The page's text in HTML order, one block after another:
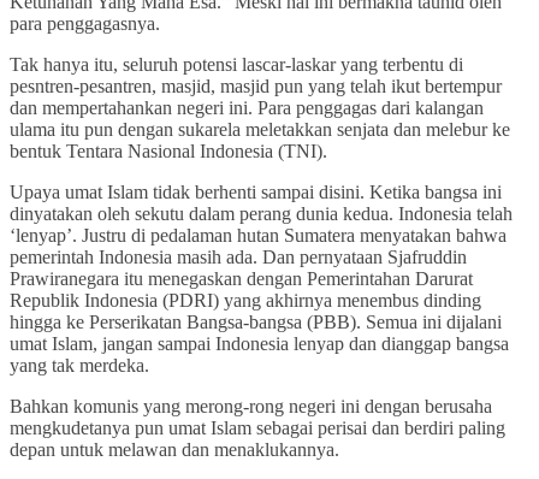
para penggagasnya.
Tak hanya itu, seluruh potensi lascar-laskar yang terbentu di
pesntren-pesantren, masjid, masjid pun yang telah ikut bertempur
dan mempertahankan negeri ini. Para penggagas dari kalangan
ulama itu pun dengan sukarela meletakkan senjata dan melebur ke
bentuk Tentara Nasional Indonesia (TNI).
Upaya umat Islam tidak berhenti sampai disini. Ketika bangsa ini
dinyatakan oleh sekutu dalam perang dunia kedua. Indonesia telah
‘lenyap’. Justru di pedalaman hutan Sumatera menyatakan bahwa
pemerintah Indonesia masih ada. Dan pernyataan Sjafruddin
Prawiranegara itu menegaskan dengan Pemerintahan Darurat
Republik Indonesia (PDRI) yang akhirnya menembus dinding
hingga ke Perserikatan Bangsa-bangsa (PBB). Semua ini dijalani
umat Islam, jangan sampai Indonesia lenyap dan dianggap bangsa
yang tak merdeka.
Bahkan komunis yang merong-rong negeri ini dengan berusaha
mengkudetanya pun umat Islam sebagai perisai dan berdiri paling
depan untuk melawan dan menaklukannya.